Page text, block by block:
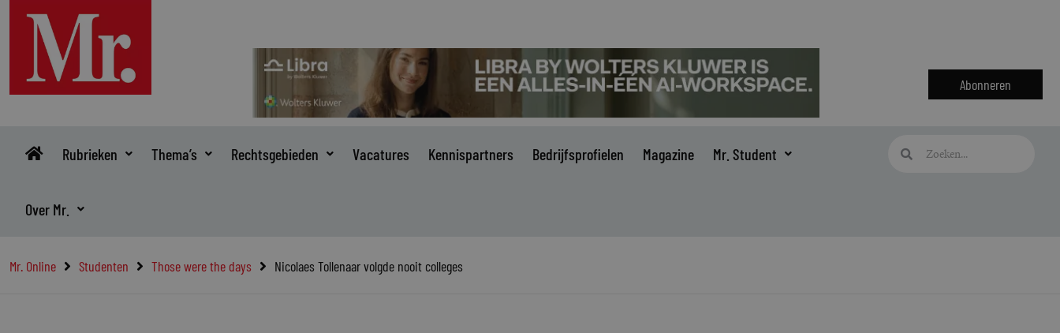
inhoud
Abonneren
Rubrieken Thema’s Rechtsgebieden Vacatures Kennispartners Bedrijfsprofielen Magazine Mr. Student
Over Mr.
Zoeken
Mr. Online Studenten Those were the days Nicolaes Tollenaar volgde nooit colleges